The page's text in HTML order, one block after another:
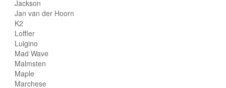
Jackson
Jan van der Hoorn
K2
Loffler
Luigino
Mad Wave
Malmsten
Maple
Marchese